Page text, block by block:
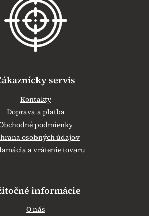
servis
Kontakty
Doprava a platba
podmienky
osobných údajov
a vrátenie tovaru
informácie
O nás